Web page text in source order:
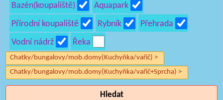
Bazén(koupaliště)
Aquapark
Přírodní koupaliště
Rybník
Přehrada
Vodní nádrž
Řeka
Chatky/bungalovy/mob.domy(Kuchyňka/vařič) >
Chatky/bungalovy/mob.domy(Kuchyňka/vařič+Sprcha) >
Hledat